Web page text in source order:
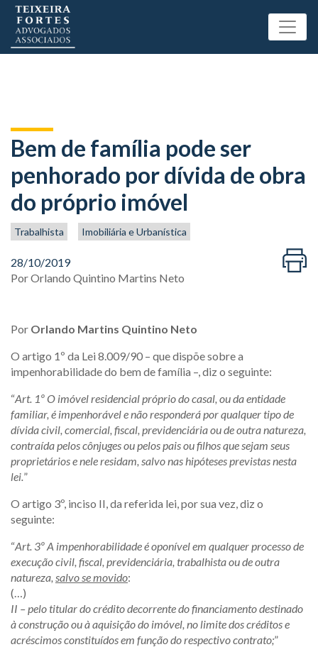
Bem de família pode ser
penhorado por dívida de obra
do próprio imóvel
Trabalhista Imobiliária e Urbanística
28/10/2019
PorOrlando Quintino Martins Neto
Por Orlando Martins Quintino Neto
O artigo 1º da Lei 8.009/90 – que dispõe sobre a
impenhorabilidade do bem de família –, diz o seguinte:
“Art. 1º O imóvel residencial próprio do casal, ou da entidade
familiar, é impenhorável e não responderá por qualquer tipo de
dívida civil, comercial, fiscal, previdenciária ou de outra natureza,
contraída pelos cônjuges ou pelos pais ou filhos que sejam seus
proprietários e nele residam, salvo nas hipóteses previstas nesta
lei.”
O artigo 3º, inciso II, da referida lei, por sua vez, diz o
seguinte:
“Art. 3º A impenhorabilidade é oponível em qualquer processo de
execução civil, fiscal, previdenciária, trabalhista ou de outra
natureza, salvo se movido:
(…)
II – pelo titular do crédito decorrente do financiamento destinado
à construção ou à aquisição do imóvel, no limite dos créditos e
acréscimos constituídos em função do respectivo contrato;”